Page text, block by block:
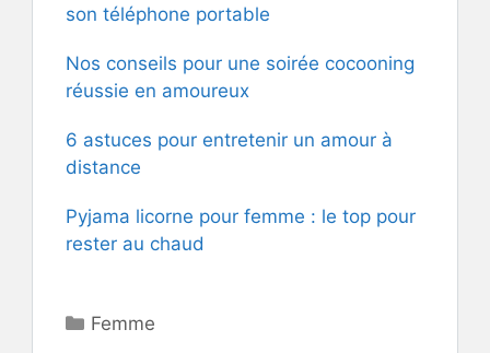
son téléphone portable
Nos conseils pour une soirée cocooning
réussie en amoureux
6 astuces pour entretenir un amour à
distance
Pyjama licorne pour femme : le top pour
rester au chaud
Catégories
Femme